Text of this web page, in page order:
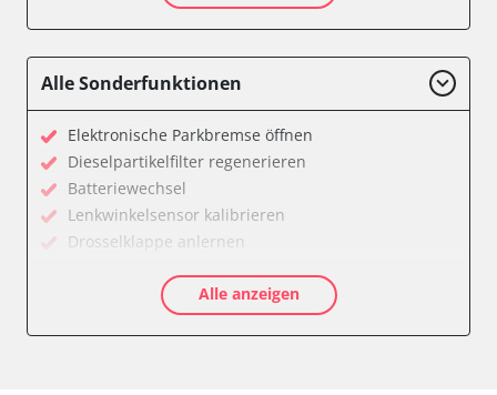
Getriebesteuerung
Kombiinstrument
Motorsteuerung (EMS)
Reifendruckkontrolle (RDK)
Servolenkung
Sitzpositionsspeicher Fahrer
Start Authentifikation
Zentralelektronik
Zentralverriegelung
Alle Sonderfunktionen
Elektronische Parkbremse öffnen
Dieselpartikelfilter regenerieren
Batteriewechsel
Lenkwinkelsensor kalibrieren
Drosselklappe anlernen
Luftmassenmesser anlernen
Elektronische Parkbremse kalibrieren
Alle anzeigen